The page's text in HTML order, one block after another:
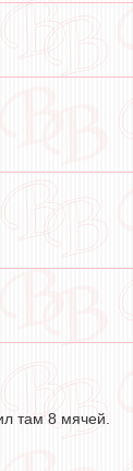
там 8 мячей.